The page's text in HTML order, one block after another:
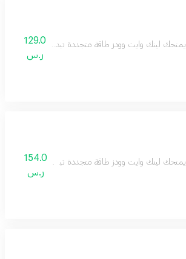
يمنحك لينك وايت وودز طاقة متجددة تبدأ بالبرغموت
129.0
ر.س
يمنحك لينك وايت وودز طاقة متجددة تبدأ بالبرغموت
154.0
ر.س